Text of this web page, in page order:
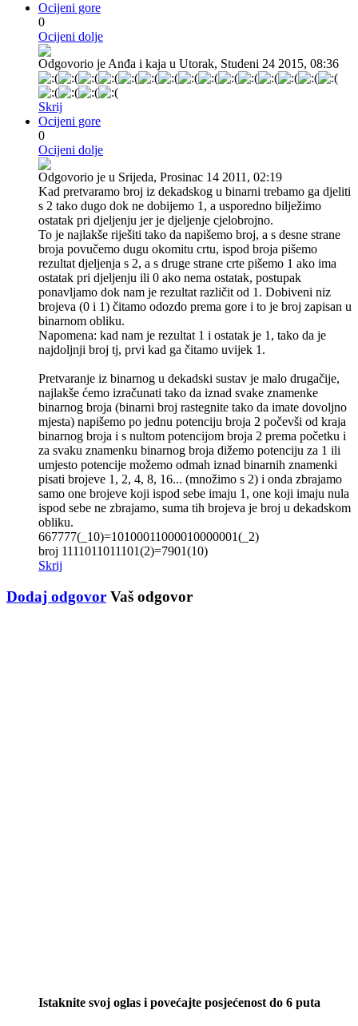
Ocijeni gore
0
Ocijeni dolje
Odgovorio je Anđa i kaja u Utorak, Studeni 24 2015, 08:36
Skrij
Ocijeni gore
0
Ocijeni dolje
Odgovorio je u Srijeda, Prosinac 14 2011, 02:19
Kad pretvaramo broj iz dekadskog u binarni trebamo ga djeliti
s 2 tako dugo dok ne dobijemo 1, a usporedno bilježimo
ostatak pri djeljenju jer je djeljenje cjelobrojno.
To je najlakše riješiti tako da napišemo broj, a s desne strane
broja povučemo dugu okomitu crtu, ispod broja pišemo
rezultat djeljenja s 2, a s druge strane crte pišemo 1 ako ima
ostatak pri djeljenju ili 0 ako nema ostatak, postupak
ponavljamo dok nam je rezultat različit od 1. Dobiveni niz
brojeva (0 i 1) čitamo odozdo prema gore i to je broj zapisan u
binarnom obliku.
Napomena: kad nam je rezultat 1 i ostatak je 1, tako da je
najdoljnji broj tj, prvi kad ga čitamo uvijek 1.
Pretvaranje iz binarnog u dekadski sustav je malo drugačije,
najlakše ćemo izračunati tako da iznad svake znamenke
binarnog broja (binarni broj rastegnite tako da imate dovoljno
mjesta) napišemo po jednu potenciju broja 2 počevši od kraja
binarnog broja i s nultom potencijom broja 2 prema početku i
za svaku znamenku binarnog broja dižemo potenciju za 1 ili
umjesto potencije možemo odmah iznad binarnih znamenki
pisati brojeve 1, 2, 4, 8, 16... (množimo s 2) i onda zbrajamo
samo one brojeve koji ispod sebe imaju 1, one koji imaju nula
ispod sebe ne zbrajamo, suma tih brojeva je broj u dekadskom
obliku.
667777(_10)=10100011000010000001(_2)
broj 1111011011101(2)=7901(10)
Skrij
Dodaj odgovor Vaš odgovor
Istaknite svoj oglas i povećajte posjećenost do 6 puta